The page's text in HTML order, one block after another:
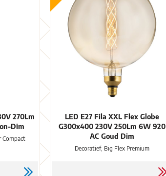
270Lm
Dim
Compact
LED E27 Fila XXL Flex Globe
G300x400 230V 250Lm 6W 920
AC Goud Dim
Decoratief, Big Flex Premium